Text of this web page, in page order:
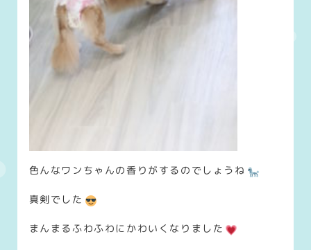
色んなワンちゃんの香りがするのでしょうね
真剣でした
まんまるふわふわにかわいくなりました